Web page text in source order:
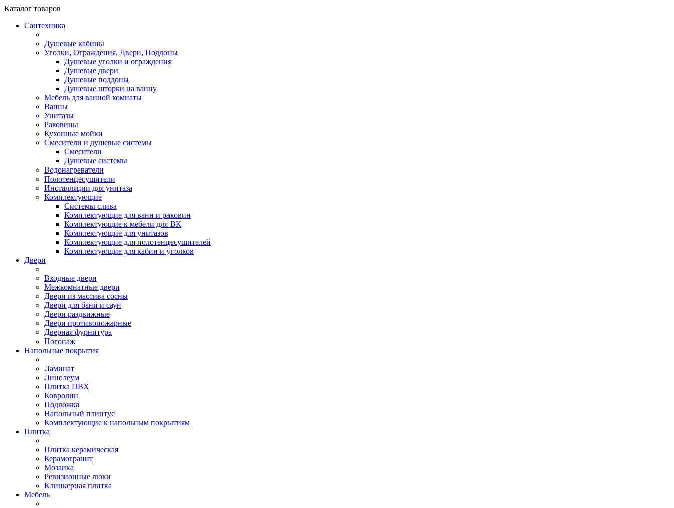
Каталог товаров
Сантехника
Душевые кабины
Уголки, Ограждения, Двери, Поддоны
Душевые уголки и ограждения
Душевые двери
Душевые поддоны
Душевые шторки на ванну
Мебель для ванной комнаты
Ванны
Унитазы
Раковины
Кухонные мойки
Смесители и душевые системы
Смесители
Душевые системы
Водонагреватели
Полотенцесушители
Инсталляции для унитаза
Комплектующие
Системы слива
Комплектующие для ванн и раковин
Комплектующие к мебели для ВК
Комплектующие для унитазов
Комплектующие для полотенцесушителей
Комплектующие для кабин и уголков
Двери
Входные двери
Межкомнатные двери
Двери из массива сосны
Двери для бани и саун
Двери раздвижные
Двери противопожарные
Дверная фурнитура
Погонаж
Напольные покрытия
Ламинат
Линолеум
Плитка ПВХ
Ковролин
Подложка
Напольный плинтус
Комплектующие к напольным покрытиям
Плитка
Плитка керамическая
Керамогранит
Мозаика
Ревизионные люки
Клинкерная плитка
Мебель